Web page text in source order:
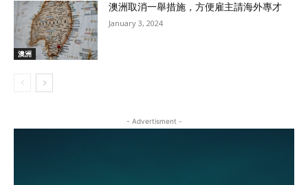
澳洲
澳洲取消一舉措施，方便雇主請海外專才
January 3, 2024
- Advertisment -